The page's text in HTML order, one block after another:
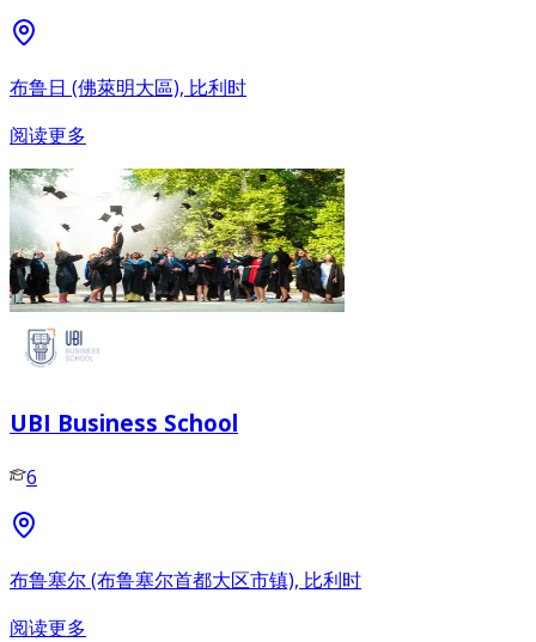
布鲁日 (佛萊明大區), 比利时
阅读更多
UBI Business School
6
布鲁塞尔 (布鲁塞尔首都大区市镇), 比利时
阅读更多